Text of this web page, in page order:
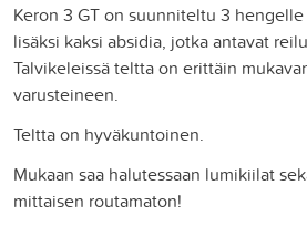
Keron 3 GT on suunniteltu 3
lisäksi kaksi absidia, jotka antavat
Talvikeleissä teltta on erittäin
varusteineen.
Teltta on hyväkuntoinen.
Mukaan saa halutessaan lumikiilat
mittaisen routamaton!